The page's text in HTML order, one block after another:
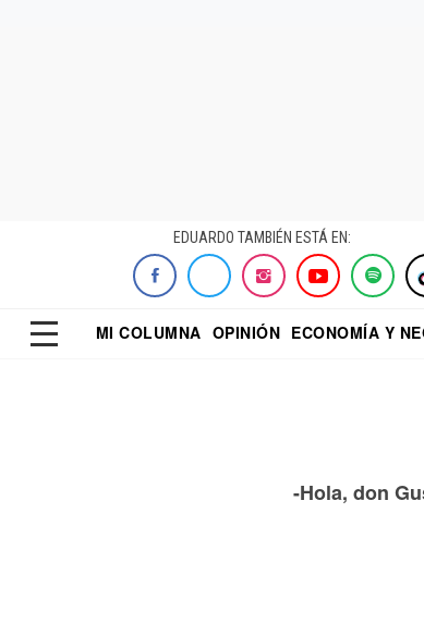
EDUARDO TAMBIÉN ESTÁ EN:
MI COLUMNA OPINIÓN ECONOMÍA Y
-Hola, don